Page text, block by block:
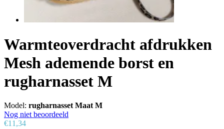
Warmteoverdracht afdrukken
Mesh ademende borst en
rugharnasset M
Model: rugharnasset Maat M
Nog niet beoordeeld
€11,34